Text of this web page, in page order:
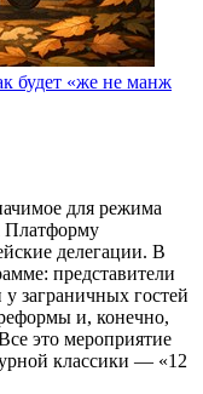
будет «же не манж
для режима
делегации. В
представители
заграничных гостей
и, конечно,
это мероприятие
классики — «12